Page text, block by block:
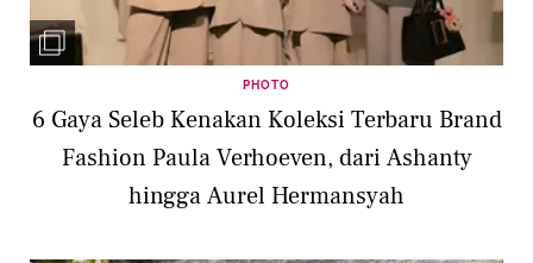
PHOTO
6 Gaya Seleb Kenakan Koleksi Terbaru Brand
Fashion Paula Verhoeven, dari Ashanty
hingga Aurel Hermansyah